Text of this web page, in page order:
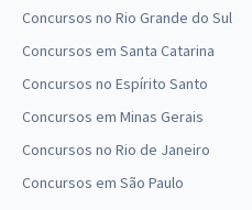
Concursos no Rio Grande do Sul
Concursos em Santa Catarina
Concursos no Espírito Santo
Concursos em Minas Gerais
Concursos no Rio de Janeiro
Concursos em São Paulo